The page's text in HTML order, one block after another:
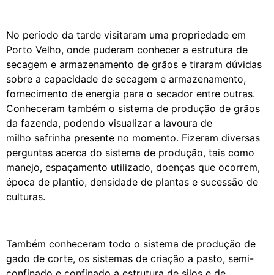
No período da tarde visitaram uma propriedade em
Porto Velho, onde puderam conhecer a estrutura de
secagem e armazenamento de grãos e tiraram dúvidas
sobre a capacidade de secagem e armazenamento,
fornecimento de energia para o secador entre outras.
Conheceram também o sistema de produção de grãos
da fazenda, podendo visualizar a lavoura de
milho safrinha presente no momento. Fizeram diversas
perguntas acerca do sistema de produção, tais como
manejo, espaçamento utilizado, doenças que ocorrem,
época de plantio, densidade de plantas e sucessão de
culturas.
Também conheceram todo o sistema de produção de
gado de corte, os sistemas de criação a pasto, semi-